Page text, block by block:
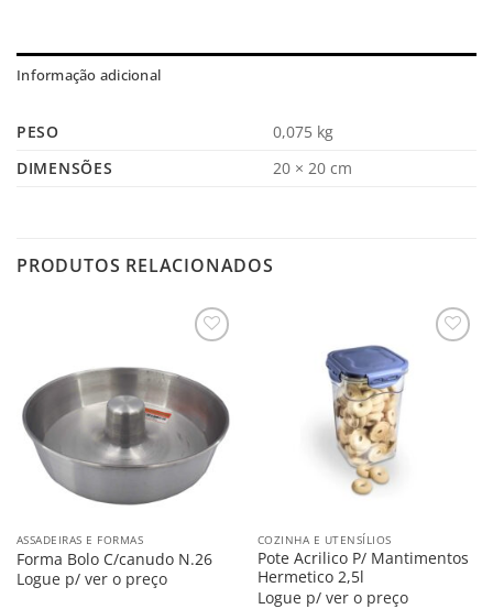
Informação adicional
PESO
0,075 kg
DIMENSÕES
20 × 20 cm
PRODUTOS RELACIONADOS
Lista
ASSADEIRAS E FORMAS
Forma Bolo C/canudo N.26
Logue p/ ver o preço
COZINHA E UTENSÍLIOS
Pote Acrilico P/ Mantimentos
Hermetico 2,5l
Logue p/ ver o preço